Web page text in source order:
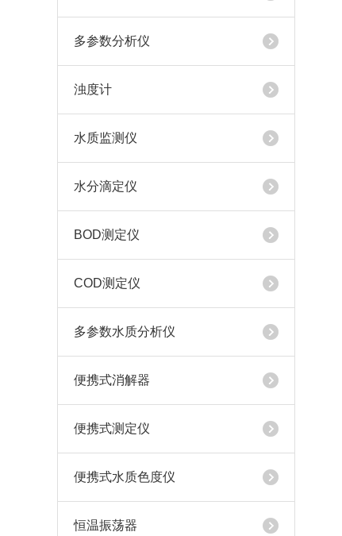
多参数分析仪
浊度计
水质监测仪
水分滴定仪
BOD测定仪
COD测定仪
多参数水质分析仪
便携式消解器
便携式测定仪
便携式水质色度仪
恒温振荡器